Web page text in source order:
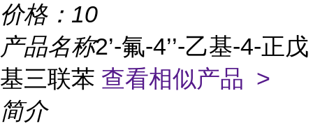
价格： 10
产品名称2’-氟-4’’-乙基-4-正戊
基三联苯 查看相似产品 >
简介